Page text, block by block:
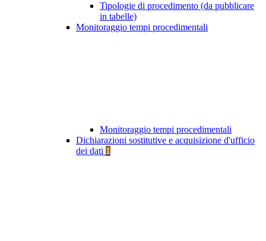
Tipologie di procedimento (da pubblicare
in tabelle)
Monitoraggio tempi procedimentali
Monitoraggio tempi procedimentali
Dichiarazioni sostitutive e acquisizione d'ufficio
dei dati 1